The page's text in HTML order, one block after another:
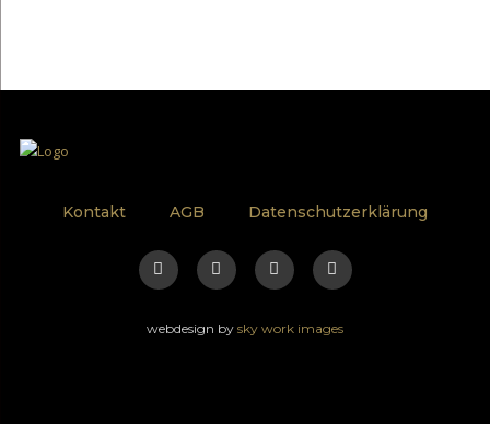
Kontakt AGB Datenschutzerklärung
webdesign by sky work images